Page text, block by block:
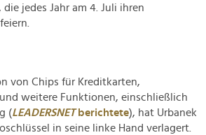
jedes Jahr am 4. Juli ihren
von Chips für Kreditkarten,
weitere Funktionen, einschließlich
(LEADERSNETberichtete), hat Urbanek
in seine linke Hand verlagert.